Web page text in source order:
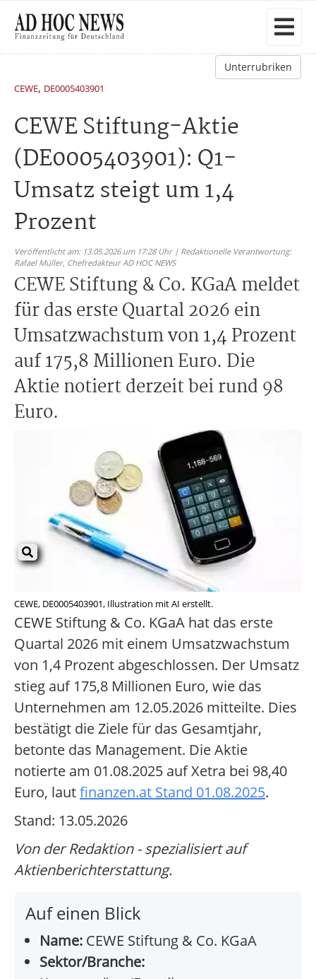
Unterrubriken
CEWE, DE0005403901
CEWE Stiftung-Aktie
(DE0005403901): Q1-
Umsatz steigt um 1,4
Prozent
Veröffentlicht am: 13.05.2026 um 17:28 Uhr | Redaktionelle Verantwortung:
Rafael Müller, Chefredakteur AD HOC NEWS
CEWE Stiftung & Co. KGaA meldet
für das erste Quartal 2026 ein
Umsatzwachstum von 1,4 Prozent
auf 175,8 Millionen Euro. Die
Aktie notiert derzeit bei rund 98
Euro.
CEWE, DE0005403901, Illustration mit AI erstellt.
CEWE Stiftung & Co. KGaA hat das erste
Quartal 2026 mit einem Umsatzwachstum
von 1,4 Prozent abgeschlossen. Der Umsatz
stieg auf 175,8 Millionen Euro, wie das
Unternehmen am 12.05.2026 mitteilte. Dies
bestätigt die Ziele für das Gesamtjahr,
betonte das Management. Die Aktie
notierte am 01.08.2025 auf Xetra bei 98,40
Euro, lautfinanzen.at Stand 01.08.2025.
Stand: 13.05.2026
Von der Redaktion - spezialisiert auf
Aktienberichterstattung.
Auf einen Blick
Name: CEWE Stiftung & Co. KGaA
Sektor/Branche: